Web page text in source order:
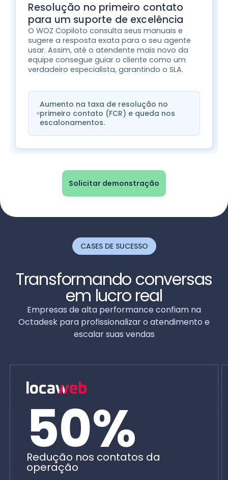
Resolução no primeiro contato
para um suporte de excelência
O WOZ Copiloto consulta seus manuais e
sugere a resposta exata para o seu agente
usar. Assim, até o atendente mais novo da
equipe consegue guiar o cliente como um
verdadeiro especialista, garantindo o SLA.
Aumento na taxa de resolução no
primeiro contato (FCR) e queda nos
escalonamentos.
Solicitar demonstração
CASES DE SUCESSO
Transformando conversas
em lucro real
Empresas de alta performance confiam na
Octadesk para profissionalizar o atendimento e
escalar suas vendas
50%
Redução nos contatos da
operação